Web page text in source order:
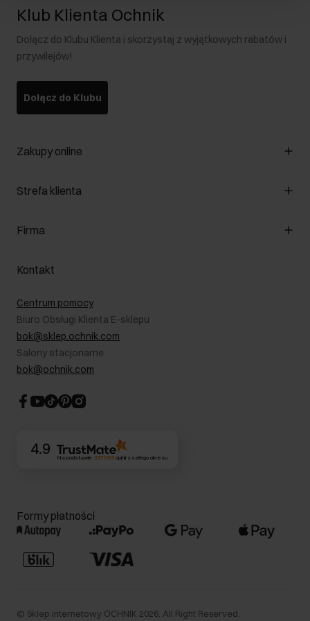
Klub Klienta Ochnik
Dołącz do Klubu Klienta i skorzystaj z wyjątkowych rabatów i
przywilejów!
Dołącz do Klubu
Zakupy online
Zarządzaj cookies
Formy płatności
Jak dokonać zwrotu?
Strefa klienta
Klub Klienta
Zwróć produkty
W podróży
Karta podarunkowa
Bezpieczne zakupy
Blog
Firma
O nas
Salony
B2B - Sprzedaż dla firm
RODO- Polityka prywatności
Informacje prawne
Dla akcjonariuszy
CSR
Kontakt
Centrum pomocy
Biuro Obsługi Klienta E-sklepu
bok@sklep.ochnik.com
Salony stacjonarne
bok@ochnik.com
4.9
Na podstawie 357 085opinii z całego okresu
Formy płatności
© Sklep internetowy OCHNIK 2026 . All Right Reserved.